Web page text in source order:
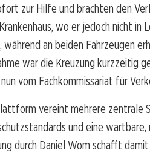
zur Hilfe und brachten den
wo er jedoch nicht in
an beiden Fahrzeugen
war die Kreuzung kurzzeitig
vom Fachkommissariat für
vereint mehrere zentrale
und eine
durch Daniel Wom schafft